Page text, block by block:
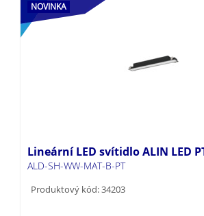
NOVINKA
Lineární LED svítidlo ALIN LED
ALD-SH-WW-MAT-B-PT
Produktový kód: 34203